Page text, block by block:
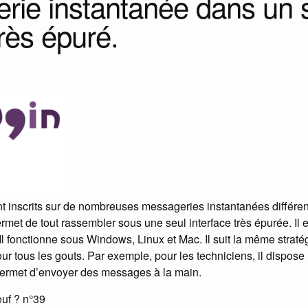
épuré.
inscrits sur de nombreuses messageries instantanées
de tout rassembler sous une seul interface très épurée. Il
fonctionne sous Windows, Linux et Mac. Il suit la même
tous les gouts. Par exemple, pour les techniciens, il dispose
d’envoyer des messages à la main.
? n°39